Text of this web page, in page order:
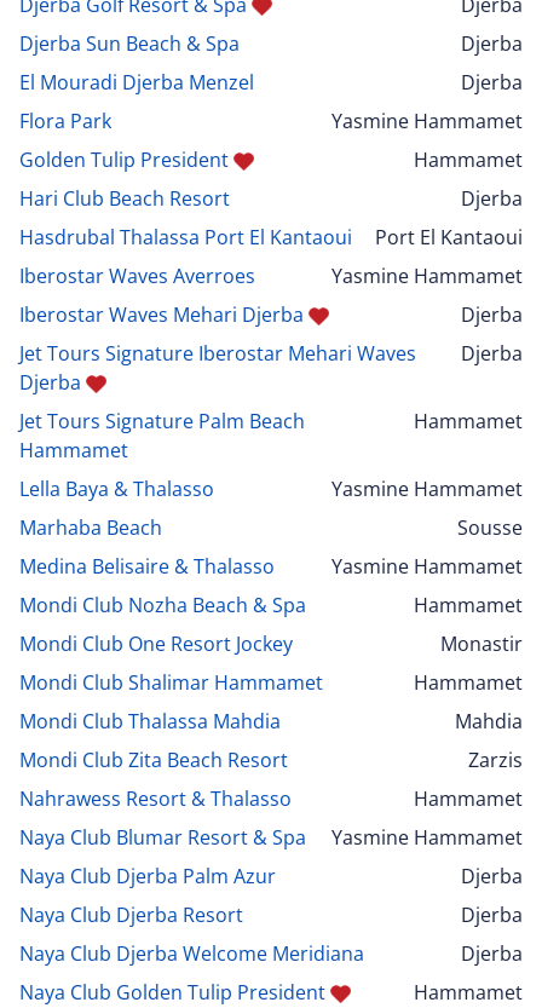
Djerba Sun Beach & Spa
Djerba
El Mouradi Djerba Menzel
Djerba
Flora Park
Yasmine Hammamet
Golden Tulip President
Hammamet
Hari Club Beach Resort
Djerba
Hasdrubal Thalassa Port El Kantaoui
Port El Kantaoui
Iberostar Waves Averroes
Yasmine Hammamet
Iberostar Waves Mehari Djerba
Djerba
Jet Tours Signature Iberostar Mehari Waves
Djerba
Djerba
Jet Tours Signature Palm Beach
Hammamet
Hammamet
Lella Baya & Thalasso
Yasmine Hammamet
Marhaba Beach
Sousse
Medina Belisaire & Thalasso
Yasmine Hammamet
Mondi Club Nozha Beach & Spa
Hammamet
Mondi Club One Resort Jockey
Monastir
Mondi Club Shalimar Hammamet
Hammamet
Mondi Club Thalassa Mahdia
Mahdia
Mondi Club Zita Beach Resort
Zarzis
Nahrawess Resort & Thalasso
Hammamet
Naya Club Blumar Resort & Spa
Yasmine Hammamet
Naya Club Djerba Palm Azur
Djerba
Naya Club Djerba Resort
Djerba
Naya Club Djerba Welcome Meridiana
Djerba
Naya Club Golden Tulip President
Hammamet